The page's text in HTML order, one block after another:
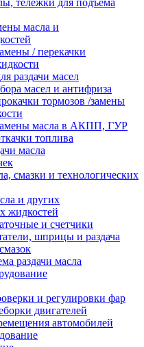
тележки для подъема
масла и
/ перекачки
раздачи масел
масел и антифриза
тормозов /замены
масла в АКПП, ГУР
топлива
масла
смазки и технологических
и других
жидкостей
и счетчики
шприцы и раздача
раздачи масла
и регулировки фар
двигателей
автомобилей